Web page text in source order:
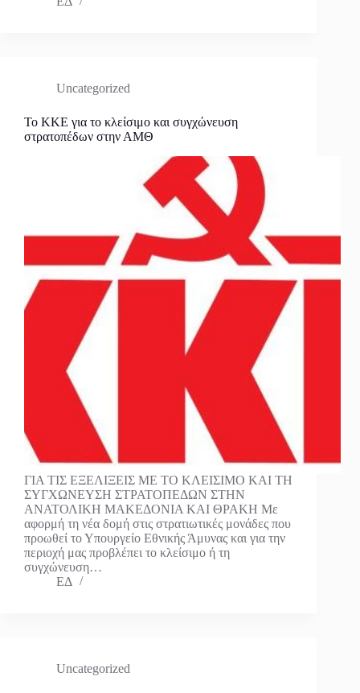
Uncategorized
Το ΚΚΕ για το κλείσιμο και συγχώνευση
στρατοπέδων στην ΑΜΘ
ΓΙΑ ΤΙΣ ΕΞΕΛΙΞΕΙΣ ΜΕ ΤΟ ΚΛΕΙΣΙΜΟ ΚΑΙ ΤΗ
ΣΥΓΧΩΝΕΥΣΗ ΣΤΡΑΤΟΠΕΔΩΝ ΣΤΗΝ
ΑΝΑΤΟΛΙΚΗ ΜΑΚΕΔΟΝΙΑ ΚΑΙ ΘΡΑΚΗ Με
αφορμή τη νέα δομή στις στρατιωτικές μονάδες που
προωθεί το Υπουργείο Εθνικής Άμυνας και για την
περιοχή μας προβλέπει το κλείσιμο ή τη
συγχώνευση…
ΕΔ
Uncategorized